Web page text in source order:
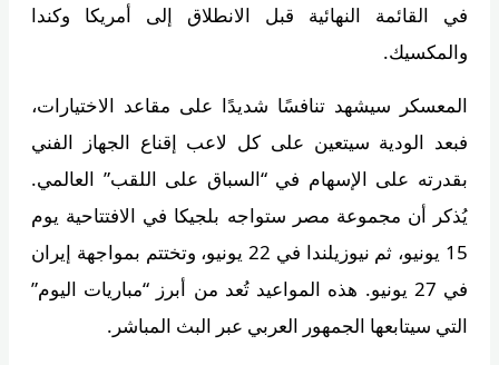
في القائمة النهائية قبل الانطلاق إلى أمريكا وكندا
والمكسيك.
المعسكر سيشهد تنافسًا شديدًا على مقاعد الاختيارات،
فبعد الودية سيتعين على كل لاعب إقناع الجهاز الفني
بقدرته على الإسهام في “السباق على اللقب” العالمي.
يُذكر أن مجموعة مصر ستواجه بلجيكا في الافتتاحية يوم
15 يونيو، ثم نيوزيلندا في 22 يونيو، وتختتم بمواجهة إيران
في 27 يونيو. هذه المواعيد تُعد من أبرز “مباريات اليوم”
التي سيتابعها الجمهور العربي عبر البث المباشر.